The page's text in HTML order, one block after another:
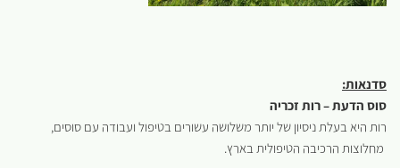
סדנאות:
סוס הדעת – רות זכריה
רות היא בעלת ניסיון של יותר משלושה עשורים בטיפול ועבודה עם סוסים,
מחלוצות הרכיבה הטיפולית בארץ.